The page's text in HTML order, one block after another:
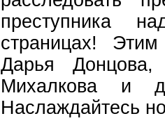
преступника
страницах!
Дарья Донцова,
Михалкова и
Наслаждайтесь